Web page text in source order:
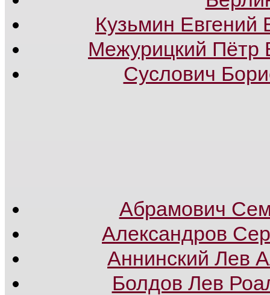
Кузьмин Евгений
Межурицкий Пётр
Суслович
Абрамович
Александров
Аннинский Лев
Болдов Лев